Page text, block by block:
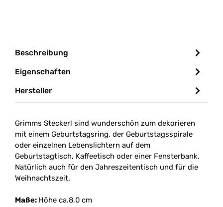
Beschreibung
Eigenschaften
Hersteller
Grimms Steckerl sind wunderschön zum dekorieren
mit einem Geburtstagsring, der Geburtstagsspirale
oder einzelnen Lebenslichtern auf dem
Geburtstagtisch, Kaffeetisch oder einer Fensterbank.
Natürlich auch für den Jahreszeitentisch und für die
Weihnachtszeit.
Maße: Höhe ca.8,0 cm